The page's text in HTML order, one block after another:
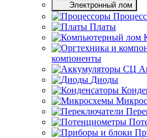
Электронный лом
Платы
компоненты
Диоды